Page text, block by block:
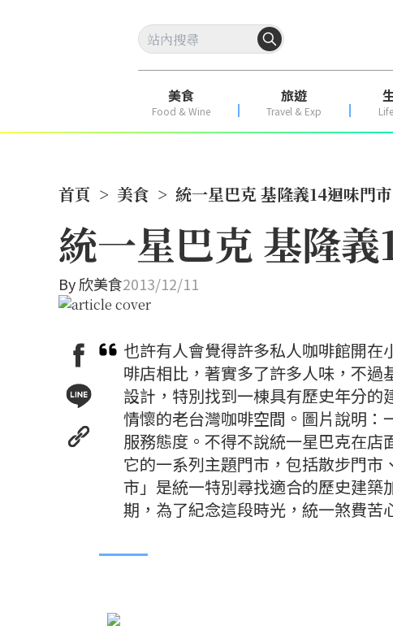
美食
Food & Wine
旅遊
Travel & Exp
首頁 > 美食 > 統一星巴克 基隆義14迴味門市
統一星巴克 基隆
By欣美食2013/12/11
也許有人會覺得許多私人咖啡館開
啡店相比，著實多了許多人味，不
設計，特別找到一棟具有歷史年分
情懷的老台灣咖啡空間。圖片說明
服務態度。不得不說統一星巴克在
它的一系列主題門市，包括散步門
市」是統一特別尋找適合的歷史建
期，為了紀念這段時光，統一煞費苦